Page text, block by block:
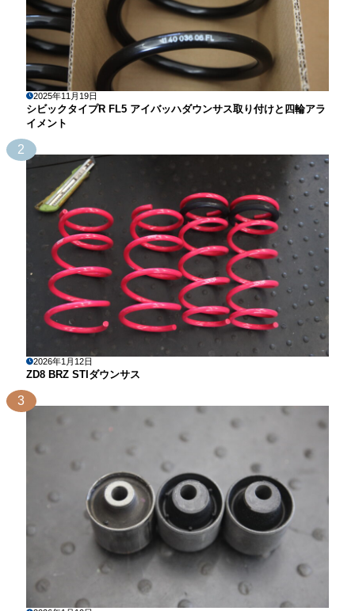
2025年11月19日
シビックタイプR FL5 アイバッハダウンサス取り付けと四輪アラ
イメント
2
2026年1月12日
ZD8 BRZ STIダウンサス
3